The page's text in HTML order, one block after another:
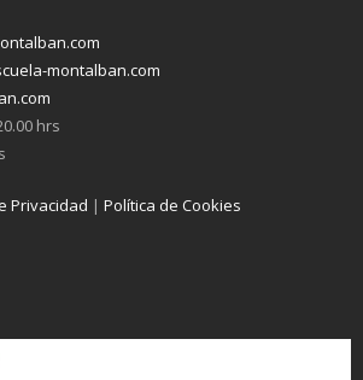
montalban.com
hrs
Privacidad | Política de Cookies